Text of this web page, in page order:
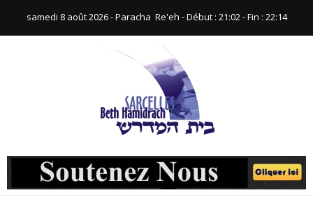
samedi 8 août 2026 - Paracha ‪ Re'eh‬ - Début : 21:02‬ - Fin : ‪22:14‬